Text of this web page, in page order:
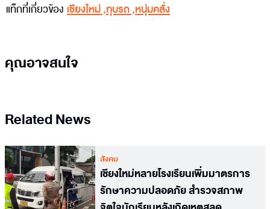
แท็กที่เกี่ยวข้อง เชียงใหม่,ทุบรถ,หนุ่มคลั่ง
คุณอาจสนใจ
Related News
สังคม
เชียงใหม่หลายโรงเรียนเพิ่มมาตรการ
รักษาความปลอดภัย สำรวจสภาพ